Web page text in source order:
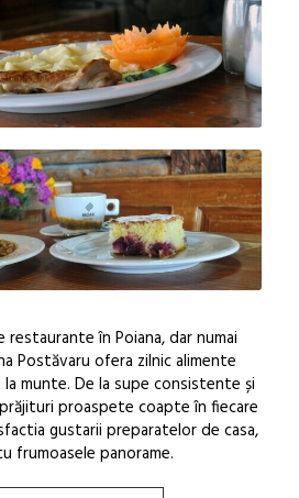
restaurante în Poiana, dar numai
Postăvaru ofera zilnic alimente
munte. De la supe consistente și
proaspete coapte în fiecare
gustarii preparatelor de casa,
frumoasele panorame.